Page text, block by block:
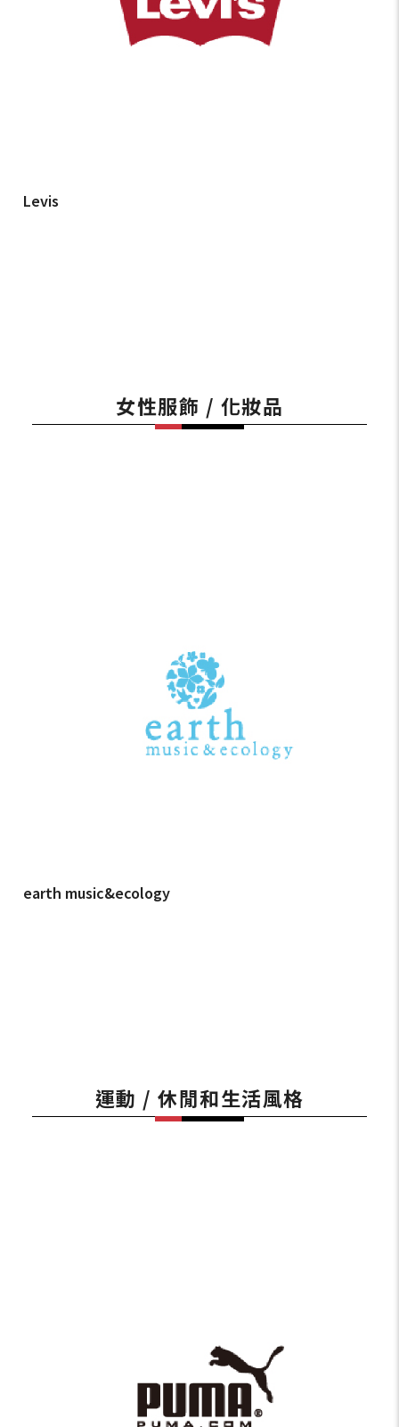
Levis
女性服飾 / 化妝品
earth music&ecology
運動 / 休閒和生活風格